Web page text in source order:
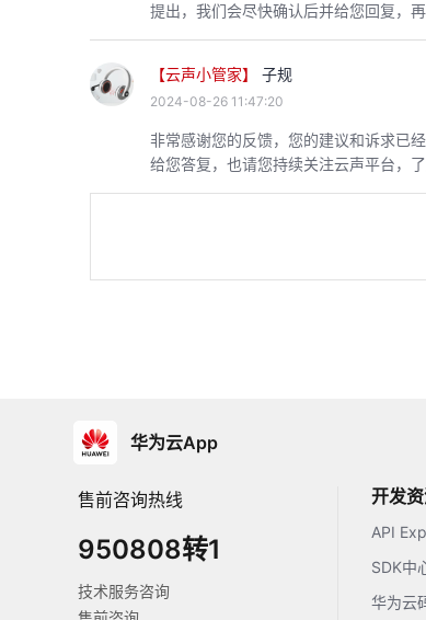
提出，我们会尽快确认后并给您回复，
【云声小管家】 子规
2024-08-26 11:47:20
非常感谢您的反馈，您的建议和诉求已
给您答复，也请您持续关注云声平台，
华为云App
售前咨询热线
950808转1
技术服务咨询
开发
API
SDK中
华为云